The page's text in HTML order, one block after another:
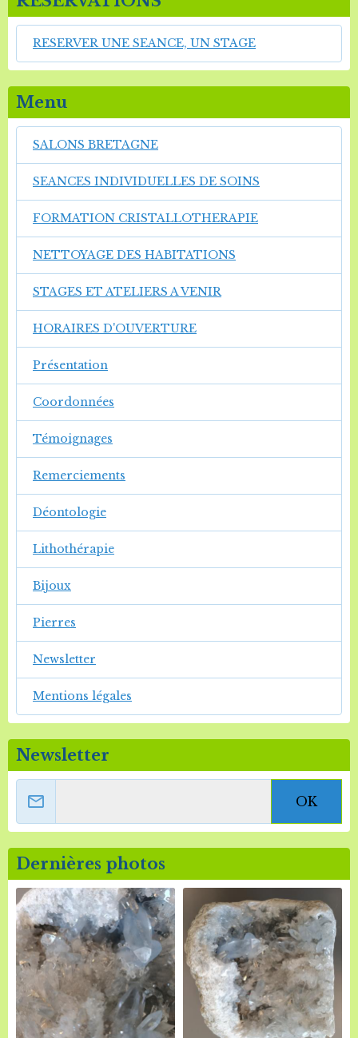
RESERVER UNE SEANCE, UN STAGE
Menu
SALONS BRETAGNE
SEANCES INDIVIDUELLES DE SOINS
FORMATION CRISTALLOTHERAPIE
NETTOYAGE DES HABITATIONS
STAGES ET ATELIERS A VENIR
HORAIRES D'OUVERTURE
Présentation
Coordonnées
Témoignages
Remerciements
Déontologie
Lithothérapie
Bijoux
Pierres
Newsletter
Mentions légales
Newsletter
OK
Dernières photos